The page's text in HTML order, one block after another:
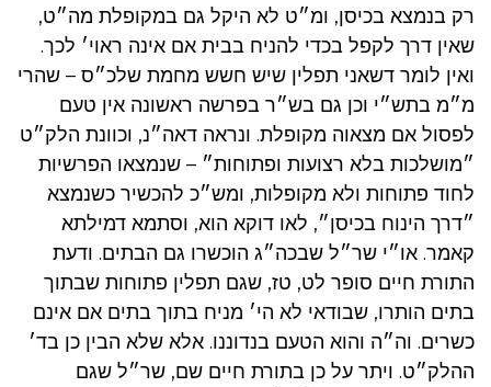
רק בנמצא בכיסן, ומ״ט לא היקל גם במקופלת מה״ט,
שאין דרך לקפל בכדי להניח בבית אם אינה ראוי׳ לכך.
ואין לומר דשאני תפלין שיש חשש מחמת שלכ״ס – שהרי
מ״מ בתש״י וכן גם בש״ר בפרשה ראשונה אין טעם
לפסול אם מצאוה מקופלת. ונראה דאה״נ, וכוונת הלק״ט
״מושלכות בלא רצועות ופתוחות״ – שנמצאו הפרשיות
לחוד פתוחות ולא מקופלות, ומש״כ להכשיר כשנמצא
״דרך הינוח בכיסן״, לאו דוקא הוא, וסתמא דמילתא
קאמר. או״י שר״ל שבכה״ג הוכשרו גם הבתים. ודעת
התורת חיים סופר לט, טז, שגם תפלין פתוחות שבתוך
בתים הותרו, שבודאי לא הי׳ מניח בתוך בתים אם אינם
כשרים. וה״ה והוא הטעם בנדוננו. אלא שלא הבין כן בד׳
ההלק״ט. ויתר על כן בתורת חיים שם, שר״ל שגם